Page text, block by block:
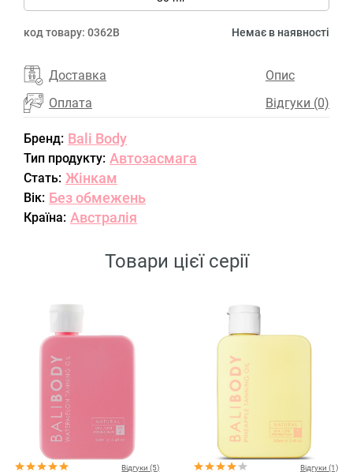
код товару: 0362B Немає в наявності
Доставка
Оплата
Опис
Відгуки (0)
Бренд: Bali Body
Тип продукту: Автозасмага
Стать: Жінкам
Вік: Без обмежень
Країна: Австралія
Товари цієї серії
Відгуки (5) Відгуки (1)